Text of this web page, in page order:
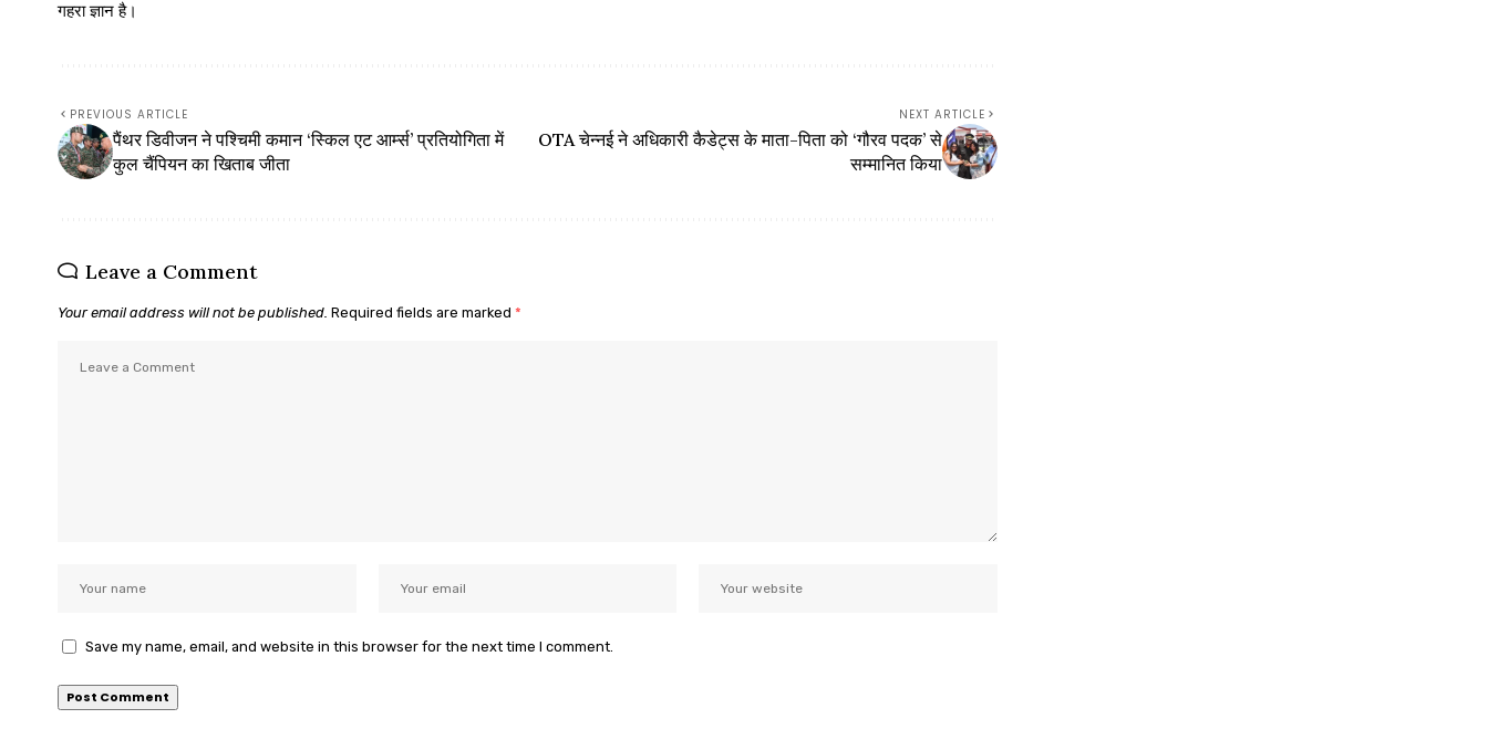
गहरा ज्ञान है।
PREVIOUS ARTICLE
पैंथर डिवीजन ने पश्चिमी कमान ‘स्किल एट आर्म्स’ प्रतियोगिता में
कुल चैंपियन का खिताब जीता
NEXT ARTICLE
OTA चेन्नई ने अधिकारी कैडेट्स के माता-पिता को ‘गौरव पदक’ से
सम्मानित किया
Leave a Comment
Your email address will not be published. Required fields are marked *
Save my name, email, and website in this browser for the next time I comment.